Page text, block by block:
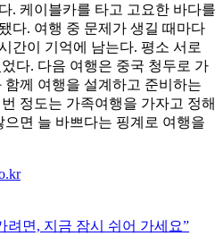
. 케이블카를 타고 고요한 바다를
다. 여행 중 문제가 생길 때마다
간이 기억에 남는다. 평소 서로
다. 다음 여행은 중국 청두로 가
함께 여행을 설계하고 준비하는
정도는 가족여행을 가자고 정해
면 늘 바쁘다는 핑계로 여행을
려면, 지금 잠시 쉬어 가세요”